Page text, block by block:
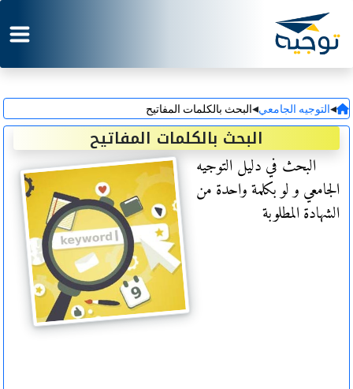
◂التوجيه الجامعي◂البحث بالكلمات المفاتيح
البحث بالكلمات المفاتيح
البحث في دليل التوجيه
الجامعي و لو بكلمة واحدة من
الشهادة المطلوبة